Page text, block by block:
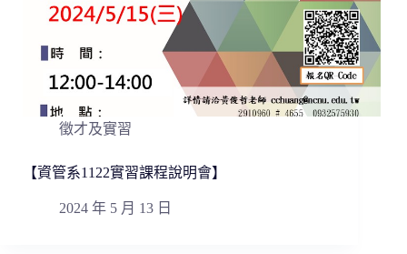
徵才及實習
【資管系1122實習課程說明會】
2024 年 5 月 13 日